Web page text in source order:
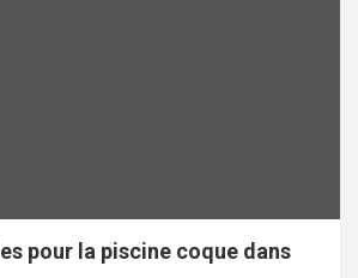
pour la piscine coque dans